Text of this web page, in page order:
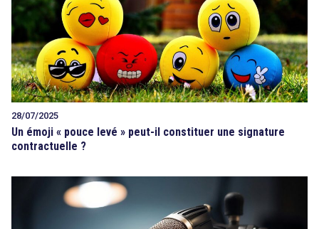
28/07/2025
Un émoji « pouce levé » peut-il constituer une signature
contractuelle ?